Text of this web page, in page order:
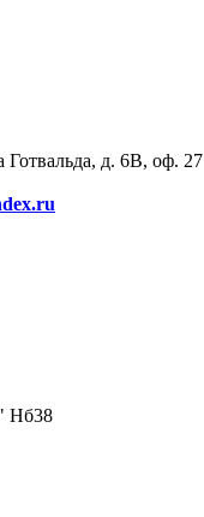
Готвальда, д. 6В, оф. 27
Нб38